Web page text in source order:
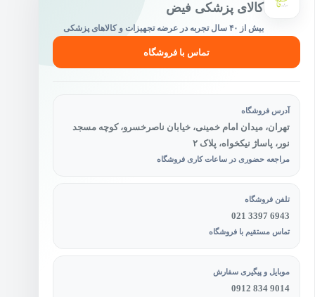
کالای پزشکی فیض
بیش از ۴۰ سال تجربه در عرضه تجهیزات و کالاهای پزشکی
تماس با فروشگاه
آدرس فروشگاه
تهران، میدان امام خمینی، خیابان ناصرخسرو، کوچه مسجد
نور، پاساژ نیکخواه، پلاک ۲
مراجعه حضوری در ساعات کاری فروشگاه
تلفن فروشگاه
021 3397 6943
تماس مستقیم با فروشگاه
موبایل و پیگیری سفارش
0912 834 9014